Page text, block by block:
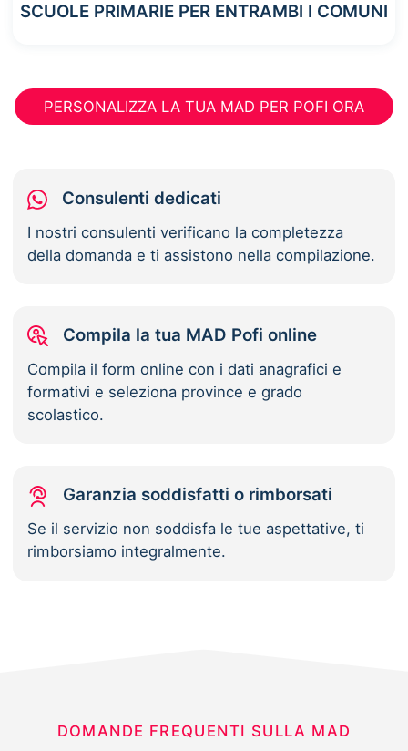
SCUOLE PRIMARIE PER ENTRAMBI I COMUNI
PERSONALIZZA LA TUA MAD PER POFI ORA
Consulenti dedicati
I nostri consulenti verificano la completezza
della domanda e ti assistono nella compilazione.
Compila la tua MAD Pofi online
Compila il form online con i dati anagrafici e
formativi e seleziona province e grado
scolastico.
Garanzia soddisfatti o rimborsati
Se il servizio non soddisfa le tue aspettative, ti
rimborsiamo integralmente.
DOMANDE FREQUENTI SULLA MAD